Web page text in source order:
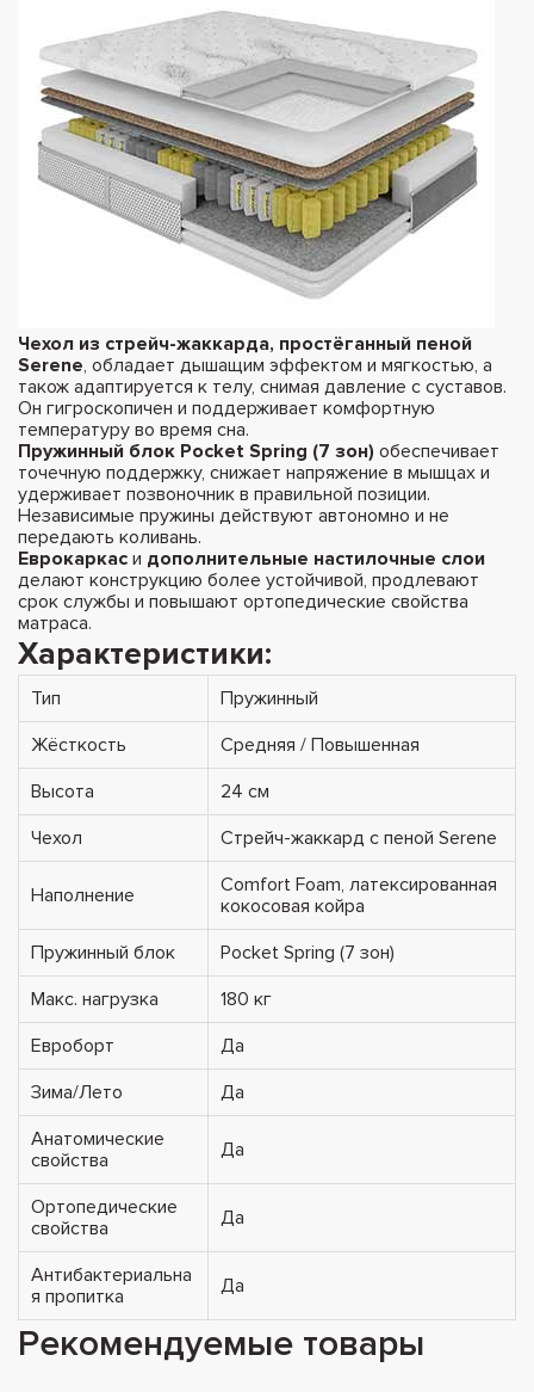
Чехол из стрейч-жаккарда, простёганный пеной
Serene, обладает дышащим эффектом и мягкостью, а
також адаптируется к телу, снимая давление с суставов.
Он гигроскопичен и поддерживает комфортную
температуру во время сна.
Пружинный блок Pocket Spring (7 зон) обеспечивает
точечную поддержку, снижает напряжение в мышцах и
удерживает позвоночник в правильной позиции.
Независимые пружины действуют автономно и не
передають коливань.
Еврокаркас и дополнительные настилочные слои
делают конструкцию более устойчивой, продлевают
срок службы и повышают ортопедические свойства
матраса.
Характеристики:
Тип
Пружинный
Жёсткость
Средняя / Повышенная
Высота
24 см
Чехол
Стрейч-жаккард с пеной Serene
Наполнение
Comfort Foam, латексированная
кокосовая койра
Пружинный блок
Pocket Spring (7 зон)
Макс. нагрузка
180 кг
Евроборт
Да
Зима/Лето
Да
Анатомические
свойства
Да
Ортопедические
свойства
Да
Антибактериальна
я пропитка
Да
Рекомендуемые товары